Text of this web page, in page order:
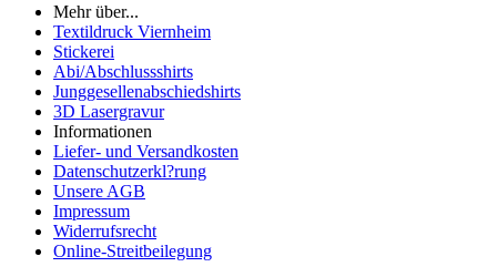
Mehr über...
Textildruck Viernheim
Stickerei
Abi/Abschlussshirts
Junggesellenabschiedshirts
3D Lasergravur
Informationen
Liefer- und Versandkosten
Datenschutzerkl?rung
Unsere AGB
Impressum
Widerrufsrecht
Online-Streitbeilegung